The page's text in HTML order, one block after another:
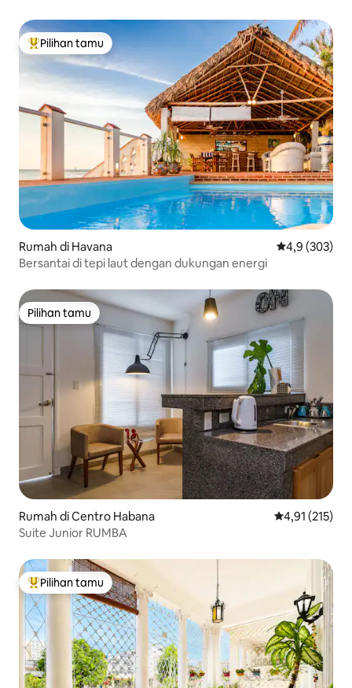
Pilihan tamu terpopuler
Pilihan tamu
Rumah di Havana Nilai rata-rata
4,9 (303)
Bersantai di tepi laut dengan dukungan energi
Pilihan tamu
Pilihan tamu
Rumah di Centro Habana Nilai rata-rata
4,91 (215)
Suite Junior RUMBA
Pilihan tamu terpopuler
Pilihan tamu